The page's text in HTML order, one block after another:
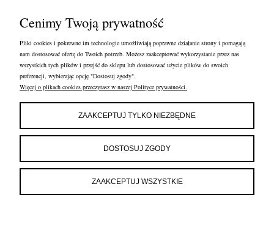
OBSŁUGA KLIENTA FRANCOW JEWELRY
FRANCOW JEWELRY
ul. Kossaka 4/8, 49-200 Grodków
tel:660596974
e-mail:shop@francow.com
NIP: 7471775402
Cenimy Twoją prywatność
Pliki cookies i pokrewne im technologie umożliwiają poprawne działanie strony i pomagają
nam dostosować ofertę do Twoich potrzeb. Możesz zaakceptować wykorzystanie przez nas
wszystkich tych plików i przejść do sklepu lub dostosować użycie plików do swoich
preferencji, wybierając opcję "Dostosuj zgody".
Więcej o plikach cookies przeczytasz w naszej Polityce prywatności.
ZAAKCEPTUJ TYLKO NIEZBĘDNE
DOSTOSUJ ZGODY
ZAAKCEPTUJ WSZYSTKIE